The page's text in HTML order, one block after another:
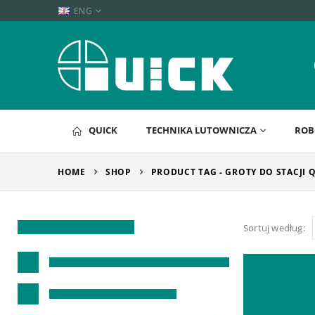
ENG
QUICK TECHNIKA LUTOWNICZA
HOME SHOP PRODUCT TAG -GROTY DO STACJI
Sortuj według: